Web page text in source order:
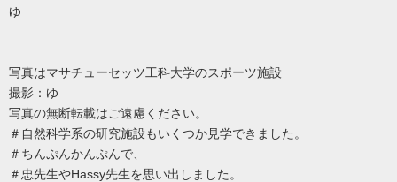
ゆ
写真はマサチューセッツ工科大学のスポーツ施設
撮影：ゆ
写真の無断転載はご遠慮ください。
＃自然科学系の研究施設もいくつか見学できました。
＃ちんぷんかんぷんで、
＃忠先生やHassy先生を思い出しました。